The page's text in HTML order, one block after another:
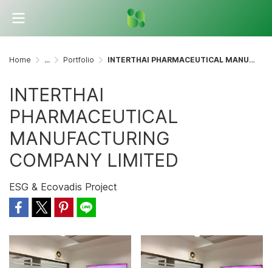
Home ... Portfolio INTERTHAI PHARMACEUTICAL MANUFACTURING COMPANY LIMITED
INTERTHAI
PHARMACEUTICAL
MANUFACTURING
COMPANY LIMITED
ESG & Ecovadis Project